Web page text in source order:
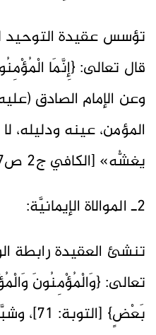
تؤسس عقيدة التوحيد
وعن الإمام الصادق
المؤمن، عينه ودليله،
يغشُّه» [الكافي ج2 ص167].
2ـ الموالاة الإيمانيَّة:
تنشئ العقيدة رابطة
تعالى: {وَالْمُؤْمِنُونَ
بَعْضٍ}